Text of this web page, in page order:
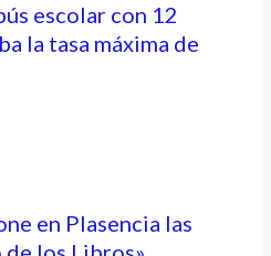
escolar con 12
la tasa máxima de
en Plasencia las